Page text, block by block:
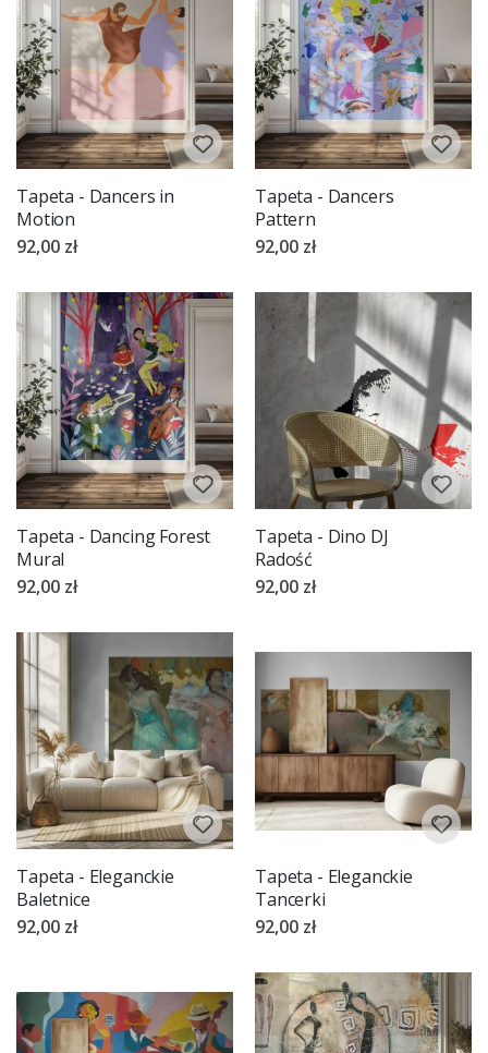
Tapeta - Dancers in
Motion
92,00 zł
Tapeta - Dancers
Pattern
92,00 zł
Tapeta - Dancing Forest
Mural
92,00 zł
Tapeta - Dino DJ
Radość
92,00 zł
Tapeta - Eleganckie
Baletnice
92,00 zł
Tapeta - Eleganckie
Tancerki
92,00 zł